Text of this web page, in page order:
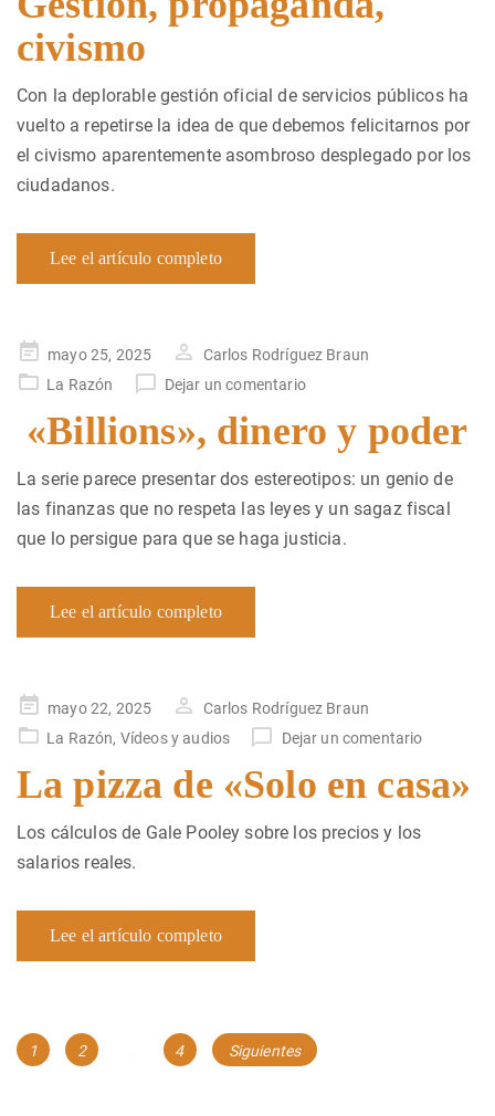
civismo
Con la deplorable gestión oficial de servicios públicos ha
vuelto a repetirse la idea de que debemos felicitarnos por
el civismo aparentemente asombroso desplegado por los
ciudadanos.
Lee el artículo completo
Publicado
en
mayo 25, 2025
Carlos Rodríguez Braun
La Razón
Dejar un comentario
«Billions», dinero y poder
La serie parece presentar dos estereotipos: un genio de
las finanzas que no respeta las leyes y un sagaz fiscal
que lo persigue para que se haga justicia.
Lee el artículo completo
Publicado
en
mayo 22, 2025
Carlos Rodríguez Braun
La Razón, Vídeos y audios Dejar un comentario
La pizza de «Solo en casa»
Los cálculos de Gale Pooley sobre los precios y los
salarios reales.
Lee el artículo completo
Navegación
Página
1 Página
2 Página
4 Siguientes